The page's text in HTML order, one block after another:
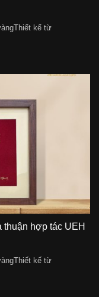
kế từ
thuận hợp tác UEH
kế từ